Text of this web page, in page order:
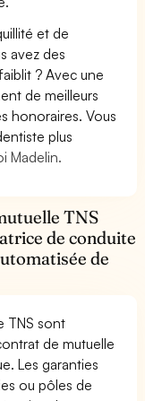
et de
avez des
? Avec une
de meilleurs
honoraires. Vous
plus
Madelin.
TNS
de conduite
de
TNS sont
de mutuelle
Les garanties
ou pôles de